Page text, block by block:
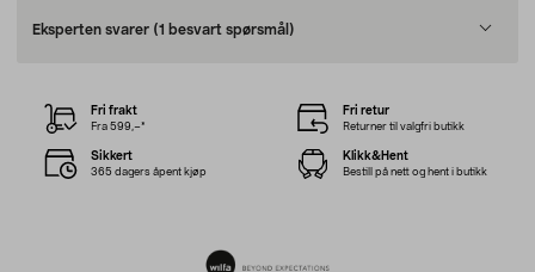
Eksperten svarer (1 besvart spørsmål)
Fri frakt
Fra 599,–*
Fri retur
Returner til valgfri butikk
Sikkert
365 dagers åpent kjøp
Klikk&Hent
Bestill på nett og hent i butikk